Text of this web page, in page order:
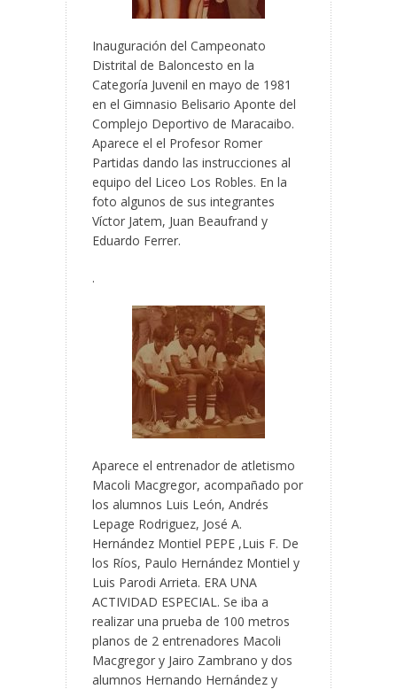
Inauguración del Campeonato
Distrital de Baloncesto en la
Categoría Juvenil en mayo de 1981
en el Gimnasio Belisario Aponte del
Complejo Deportivo de Maracaibo.
Aparece el el Profesor Romer
Partidas dando las instrucciones al
equipo del Liceo Los Robles. En la
foto algunos de sus integrantes
Víctor Jatem, Juan Beaufrand y
Eduardo Ferrer.
.
Aparece el entrenador de atletismo
Macoli Macgregor, acompañado por
los alumnos Luis León, Andrés
Lepage Rodriguez, José A.
Hernández Montiel PEPE ,Luis F. De
los Ríos, Paulo Hernández Montiel y
Luis Parodi Arrieta. ERA UNA
ACTIVIDAD ESPECIAL. Se iba a
realizar una prueba de 100 metros
planos de 2 entrenadores Macoli
Macgregor y Jairo Zambrano y dos
alumnos Hernando Hernández y